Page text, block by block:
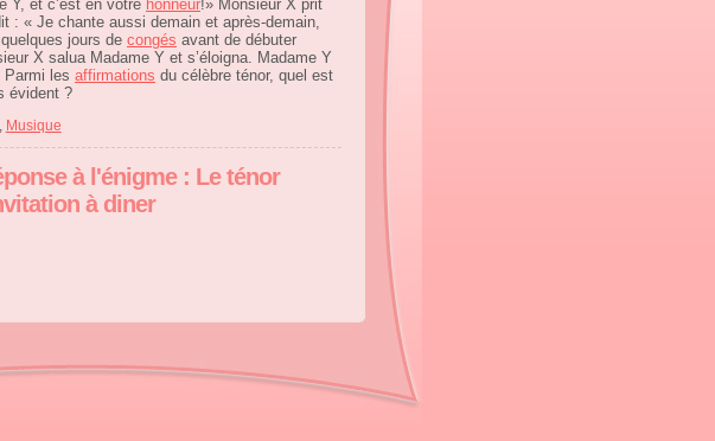
Y, et c’est en votre honneur!» Monsieur X prit
: « Je chante aussi demain et après-demain,
jours de congés avant de débuter
X salua Madame Y et s’éloigna. Madame Y
les affirmations du célèbre ténor, quel est
évident ?
Musique
à l'énigme : Le ténor
à diner